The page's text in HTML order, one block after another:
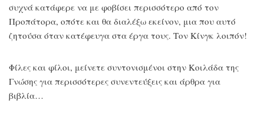
συχνά κατάφερε να με φοβίσει περισσότερο από τον
Προπάτορα, οπότε και θα διαλέξω εκείνον, μια που αυτό
ζητούσα όταν κατέφευγα στα έργα τους. Τον Κίνγκ λοιπόν!
Φίλες και φίλοι, μείνετε συντονισμένοι στην Κοιλάδα της
Γνώσης για περισσότερες συνεντεύξεις και άρθρα για
βιβλία…